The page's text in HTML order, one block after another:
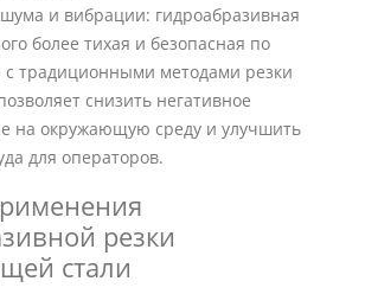
шума и вибрации: гидроабразивная
более тихая и безопасная по
традиционными методами резки
снизить негативное
на окружающую среду и улучшить
для операторов.
резки
стали